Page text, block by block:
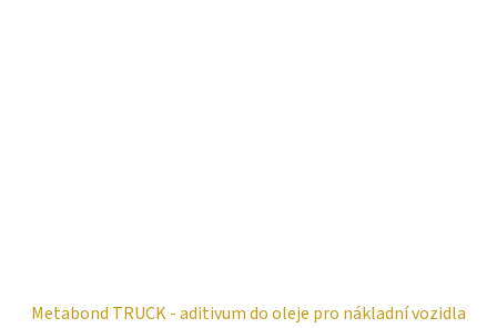
Metabond TRUCK - aditivum do oleje pro nákladní vozidla